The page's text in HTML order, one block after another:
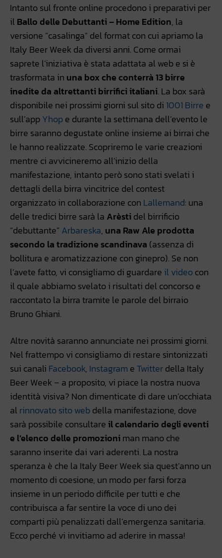
Intanto sul fronte online procedono i preparativi per
il Ballo delle Debuttanti – Home Edition, la
versione “casalinga” del format con cui apriamo la
Italy Beer Week da diversi anni. Come ormai
saprete l’iniziativa è stata adattata al web e si è
trasformata in una box che conterrà 13 birre
inedite da altrettanti birrifici italiani. La box sarà
disponibile nei prossimi giorni sul sito di 1001 Birre e
sull’appYhope durante la settimana dell’evento le
birre saranno degustate online insieme ai birrai che
le hanno realizzate. Scopriremo le varie creazioni
mentre ci avvicineremo all’inizio della
manifestazione, intanto però sono stati svelati i
dettagli della birra vincitrice del contest
organizzato in collaborazione con Lallemand: una
delle tredici birre sarà la Arèsti del birrificio
“debuttante” Arbareska, una Raw Ale prodotta
secondo la tradizione scandinava (assenza di
bollitura e aromatizzazione con ginepro). Se non
l’avete fatto, vi consigliamo di guardare il videocon
il quale abbiamo svelato i risultati del concorso e
raccontato la birra tramite le parole del birraio
Bruno Ghiani.
Altre novità saranno annunciate nei prossimi giorni.
Nel frattempo vi consigliamo di restare sintonizzati
sui canali Facebook, Instagram eTwitterdella Italy
Beer Week – a proposito, vi piace la nostra nuova
identità visiva? Non dimenticate di dare un’occhiata
al rinnovato sito webdella manifestazione, dove
sarà possibile consultareil calendario degli eventi
e l’elenco delle promozioni man mano che
saranno inserite dai vari aderenti. La nostra
speranza è che la Italy Beer Week sia quest’anno un
momento di coesione, un modo per farsi forza
insieme in un periodo difficile per tutti e che
contribuisca a far sentire la voce di uno dei
comparti più penalizzati dall’emergenza sanitaria.
Ecco perché vi invitiamo ad aderire in massa!